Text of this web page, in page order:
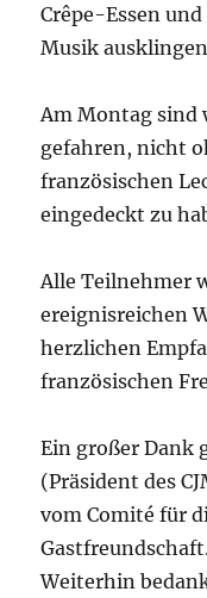
Crêpe-Essen
Musik
Am Montag sind
gefahren, nicht
französischen
eingedeckt zu
Alle Teilnehmer
ereignisreichen
herzlichen
französischen
Ein großer Dank
(Präsident des
vom Comité für
Weiterhin